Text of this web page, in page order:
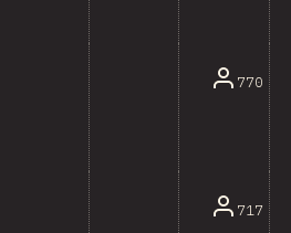
770
717